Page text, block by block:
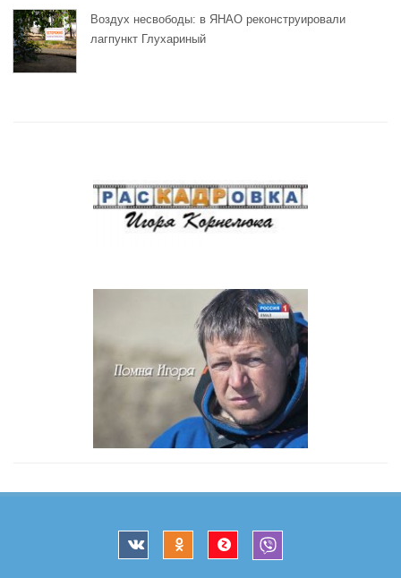
Воздух несвободы: в ЯНАО реконструировали
лагпункт Глухариный